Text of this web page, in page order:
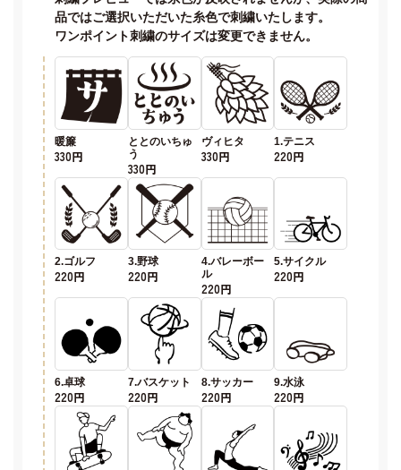
品ではご選択いただいた糸色で刺繍いたします。
ワンポイント刺繍のサイズは変更できません。
暖簾
330円
ととのいちゅ
う
330円
ヴィヒタ
330円
1.テニス
220円
2.ゴルフ
220円
3.野球
220円
4.バレーボー
ル
220円
5.サイクル
220円
6.卓球
220円
7.バスケット
220円
8.サッカー
220円
9.水泳
220円